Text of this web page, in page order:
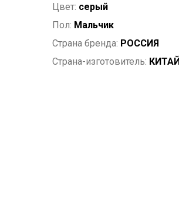
Цвет: серый
Пол: Мальчик
Страна бренда: РОССИЯ
Страна-изготовитель: КИТАЙ